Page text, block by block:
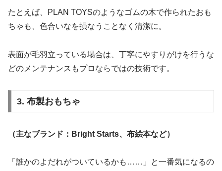
たとえば、PLAN TOYSのようなゴムの木で作られたおも
ちゃも、色合いなを損なうことなく清潔に。
表面が毛羽立っている場合は、丁寧にやすりがけを行うな
どのメンテナンスもプロならではの技術です。
3. 布製おもちゃ
（主なブランド：Bright Starts、布絵本など）
「誰かのよだれがついているかも……」と一番気になるの